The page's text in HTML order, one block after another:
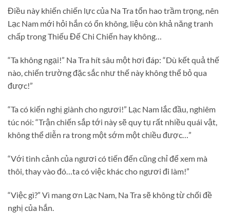
Điều này khiến chiến lực của Na Tra tổn hao trầm trọng, nên
Lạc Nam mới hỏi hắn có ổn không, liệu còn khả năng tranh
chấp trong Thiếu Đế Chi Chiến hay không…
“Ta không ngại!” Na Tra hít sâu một hơi đáp: “Dù kết quả thế
nào, chiến trường đặc sắc như thế này không thể bỏ qua
được!”
“Ta có kiến nghị giành cho ngươi!” Lạc Nam lắc đầu, nghiêm
túc nói: “Trận chiến sắp tới này sẽ quy tụ rất nhiều quái vật,
không thể diễn ra trong một sớm một chiều được…”
“Với tình cảnh của ngươi có tiến đến cũng chỉ để xem mà
thôi, thay vào đó…ta có việc khác cho ngươi đi làm!”
“Việc gì?” Vì mang ơn Lạc Nam, Na Tra sẽ không từ chối đề
nghị của hắn.